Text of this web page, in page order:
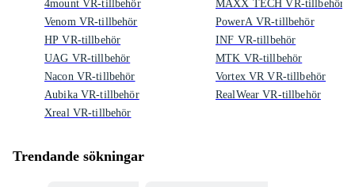
4mount VR-tillbehör
Venom VR-tillbehör
HP VR-tillbehör
UAG VR-tillbehör
Nacon VR-tillbehör
Aubika VR-tillbehör
Xreal VR-tillbehör
MAXX TECH VR-tillbehör
PowerA VR-tillbehör
INF VR-tillbehör
MTK VR-tillbehör
Vortex VR VR-tillbehör
RealWear VR-tillbehör
Trendande sökningar